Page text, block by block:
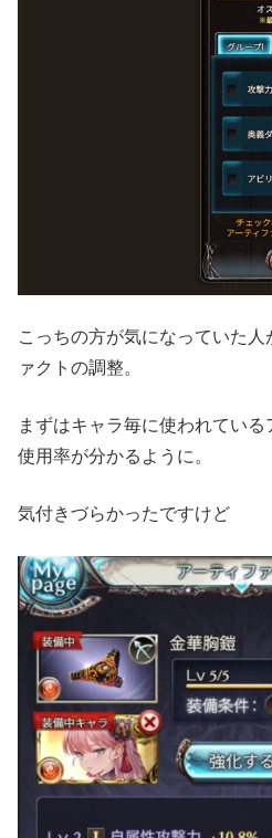
こっちの方が気になっていた
ァクトの調整。
まずはキャラ毎に使われてい
使用率が分かるように。
気付きづらかったですけど